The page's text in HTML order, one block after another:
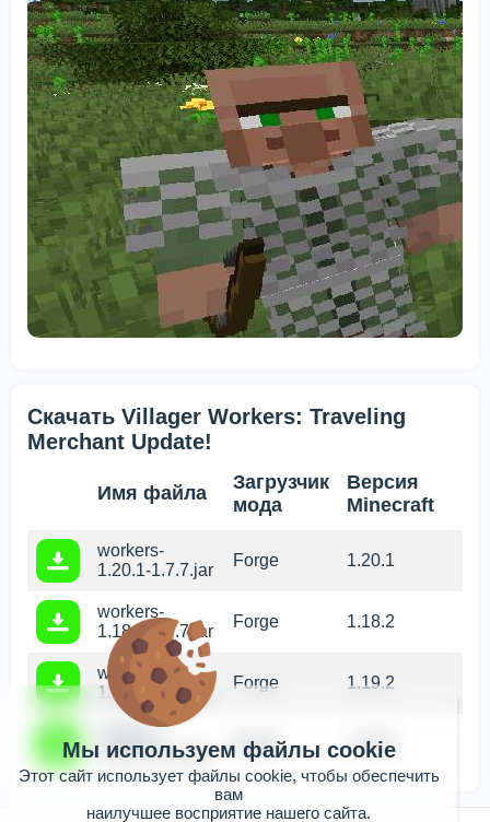
Скачать Villager Workers: Traveling
Merchant Update!
Имя файла
Загрузчик
мода
Версия
Minecraft
workers-
1.20.1-1.7.7.jar
Forge 1.20.1
workers-
1.18.2-1.7.7.jar
Forge 1.18.2
workers-
1.19.2-1.7.7.jar
Forge 1.19.2
1.16.5-1.3.2.jar
Forge 1.16.5
Мы используем файлы cookie
Этот сайт использует файлы cookie, чтобы обеспечить
вам
наилучшее восприятие нашего сайта.